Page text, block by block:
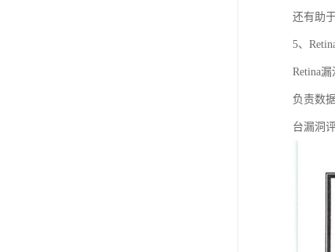
还有助
5、
Retina
负责数
台漏洞